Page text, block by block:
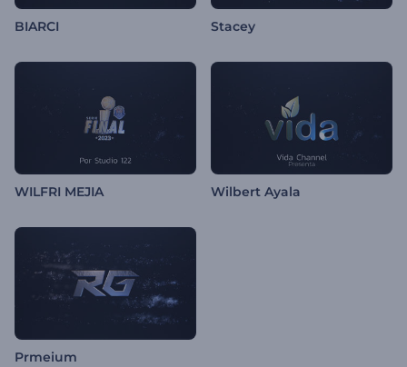
BIARCI Stacey
WILFRI MEJIA Wilbert Ayala
Prmeium